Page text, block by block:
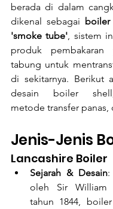
berada di dalam
dikenal sebagai
'smoke tube' , sistem
produk pembakaran
tabung untuk
di sekitarnya. Berikut
desain boiler shell,
metode transfer panas,
Jenis-Jenis
Lancashire Boiler
Sejarah & Desain:
oleh Sir William
tahun 1844,